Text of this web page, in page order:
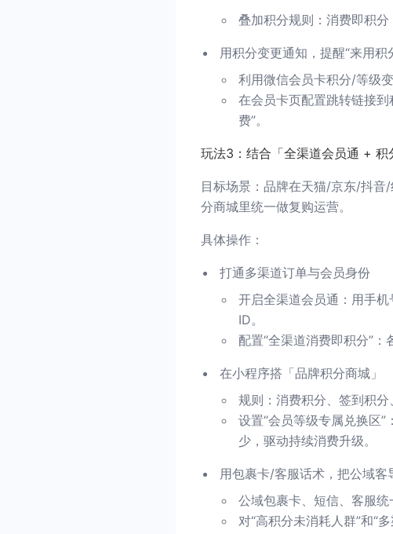
叠加积分规则：消费即积分
用积分变更通知，提醒“来用积
利用微信会员卡积分/等级
在会员卡页配置跳转链接
费”。
玩法3：结合「全渠道会员通 +
目标场景：品牌在天猫/京东/抖音
分商城里统一做复购运营。
具体操作：
打通多渠道订单与会员身份
开启全渠道会员通：用手
ID。
配置“全渠道消费即积分”：
在小程序搭「品牌积分商城」
规则：消费积分、签到积分
设置“会员等级专属兑换区
少，驱动持续消费升级。
用包裹卡/客服话术，把公域客
公域包裹卡、短信、客服统
对“高积分未消耗人群”和“